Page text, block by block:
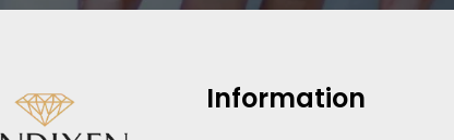
Information